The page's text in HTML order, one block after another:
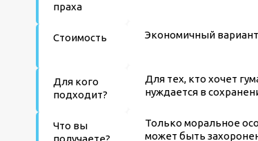
праха
Стоимость
Для кого
подходит?
Что вы
получаете?
Экономичный
Для тех, кто хочет
нуждается в
Только моральное
может быть